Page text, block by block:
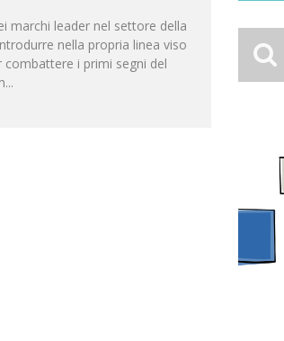
marchi leader nel settore della
nella propria linea viso
i primi segni del
...